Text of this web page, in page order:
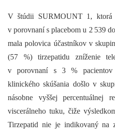
V štúdii SURMOUNT 1, ktorá
v porovnaní s placebom u 2 539
mala polovica účastníkov v
(57 %) tirzepatidu zníženie
v porovnaní s 3 % pacientov
klinického skúšania došlo v
násobne vyššej percentuálnej
viscerálneho tuku, čiže
Tirzepatid nie je indikovaný na